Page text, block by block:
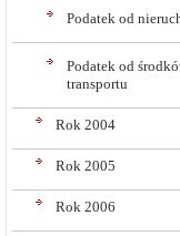
Podatek od
Podatek od
transportu
Rok 2004
Rok 2005
Rok 2006